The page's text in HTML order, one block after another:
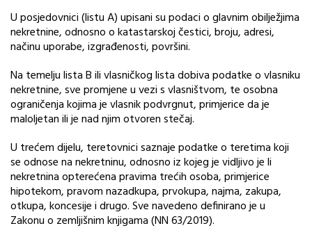
U posjedovnici (listu A) upisani su podaci o glavnim obilježjima
nekretnine, odnosno o katastarskoj čestici, broju, adresi,
načinu uporabe, izgrađenosti, površini.
Na temelju lista B ili vlasničkog lista dobiva podatke o vlasniku
nekretnine, sve promjene u vezi s vlasništvom, te osobna
ograničenja kojima je vlasnik podvrgnut, primjerice da je
maloljetan ili je nad njim otvoren stečaj.
U trećem dijelu, teretovnici saznaje podatke o teretima koji
se odnose na nekretninu, odnosno iz kojeg je vidljivo je li
nekretnina opterećena pravima trećih osoba, primjerice
hipotekom, pravom nazadkupa, prvokupa, najma, zakupa,
otkupa, koncesije i drugo. Sve navedeno definirano je u
Zakonu o zemljišnim knjigama (NN 63/2019).